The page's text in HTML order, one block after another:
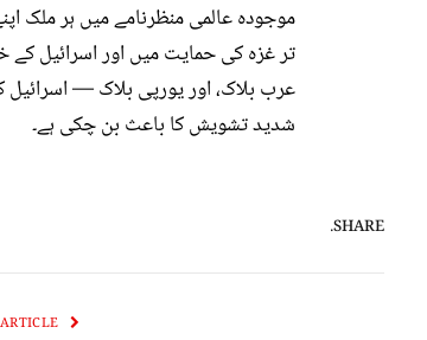
موجودہ عالمی منظرنامے میں ہر ملک
تر غزہ کی حمایت میں اور اسرائیل کے
عرب بلاک، اور یورپی بلاک —
شدید تشویش کا باعث بن چکی ہے۔
SHARE.